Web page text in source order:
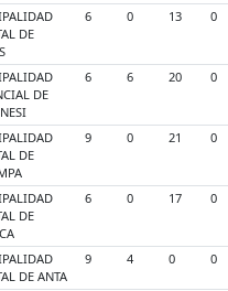
DE
6 0 13 0
DE
6 6 20 0
DE
9 0 21 0
DE
6 0 17 0
DE ANTA
9 4 0 0